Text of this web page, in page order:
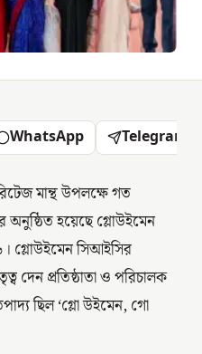
WhatsApp Telegram
মান্থ উপলক্ষে গত
অনুষ্ঠিত হয়েছে গ্লোউইমেন
গ্লোউইমেন সিআইসির
দেন প্রতিষ্ঠাতা ও পরিচালক
ছিল ‘গ্লো উইমেন, গো